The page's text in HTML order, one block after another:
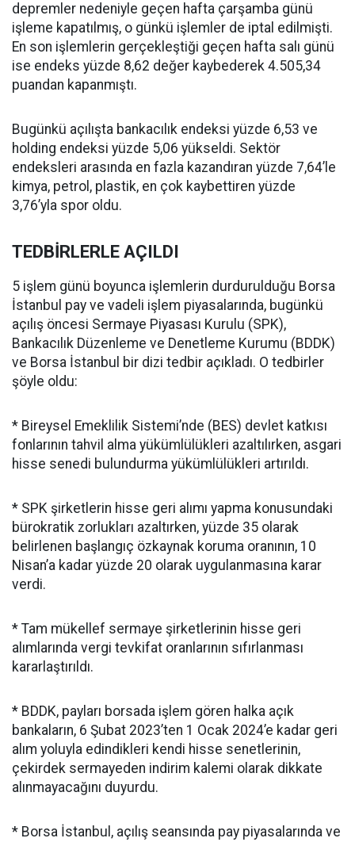
depremler nedeniyle geçen hafta çarşamba günü
işleme kapatılmış, o günkü işlemler de iptal edilmişti.
En son işlemlerin gerçekleştiği geçen hafta salı günü
ise endeks yüzde 8,62 değer kaybederek 4.505,34
puandan kapanmıştı.
Bugünkü açılışta bankacılık endeksi yüzde 6,53 ve
holding endeksi yüzde 5,06 yükseldi. Sektör
endeksleri arasında en fazla kazandıran yüzde 7,64’le
kimya, petrol, plastik, en çok kaybettiren yüzde
3,76’yla spor oldu.
TEDBİRLERLE AÇILDI
5 işlem günü boyunca işlemlerin durdurulduğu Borsa
İstanbul pay ve vadeli işlem piyasalarında, bugünkü
açılış öncesi Sermaye Piyasası Kurulu (SPK),
Bankacılık Düzenleme ve Denetleme Kurumu (BDDK)
ve Borsa İstanbul bir dizi tedbir açıkladı. O tedbirler
şöyle oldu:
* Bireysel Emeklilik Sistemi’nde (BES) devlet katkısı
fonlarının tahvil alma yükümlülükleri azaltılırken, asgari
hisse senedi bulundurma yükümlülükleri artırıldı.
* SPK şirketlerin hisse geri alımı yapma konusundaki
bürokratik zorlukları azaltırken, yüzde 35 olarak
belirlenen başlangıç özkaynak koruma oranının, 10
Nisan’a kadar yüzde 20 olarak uygulanmasına karar
verdi.
* Tam mükellef sermaye şirketlerinin hisse geri
alımlarında vergi tevkifat oranlarının sıfırlanması
kararlaştırıldı.
* BDDK, payları borsada işlem gören halka açık
bankaların, 6 Şubat 2023’ten 1 Ocak 2024’e kadar geri
alım yoluyla edindikleri kendi hisse senetlerinin,
çekirdek sermayeden indirim kalemi olarak dikkate
alınmayacağını duyurdu.
* Borsa İstanbul, açılış seansında pay piyasalarında ve